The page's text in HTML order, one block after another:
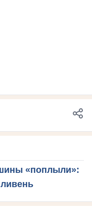
«поплыли»: